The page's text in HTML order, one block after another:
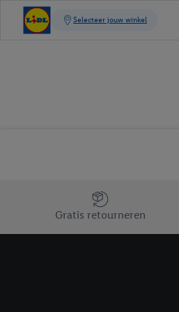
Jouw voordelen bij ons als Lidl
Gratis retourneren